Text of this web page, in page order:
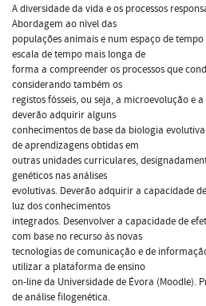
A diversidade da vida e os processos
Abordagem ao nível das
populações animais e num espaço de
escala de tempo mais longa de
forma a compreender os processos que
considerando também os
registos fósseis, ou seja, a microevolução e
deverão adquirir alguns
conhecimentos de base da biologia
de aprendizagens obtidas em
outras unidades curriculares,
genéticos nas análises
evolutivas. Deverão adquirir a capacidade
luz dos conhecimentos
integrados. Desenvolver a capacidade de
com base no recurso às novas
tecnologias de comunicação e de
utilizar a plataforma de ensino
on-line da Universidade de Évora (Moodle).
de análise filogenética.